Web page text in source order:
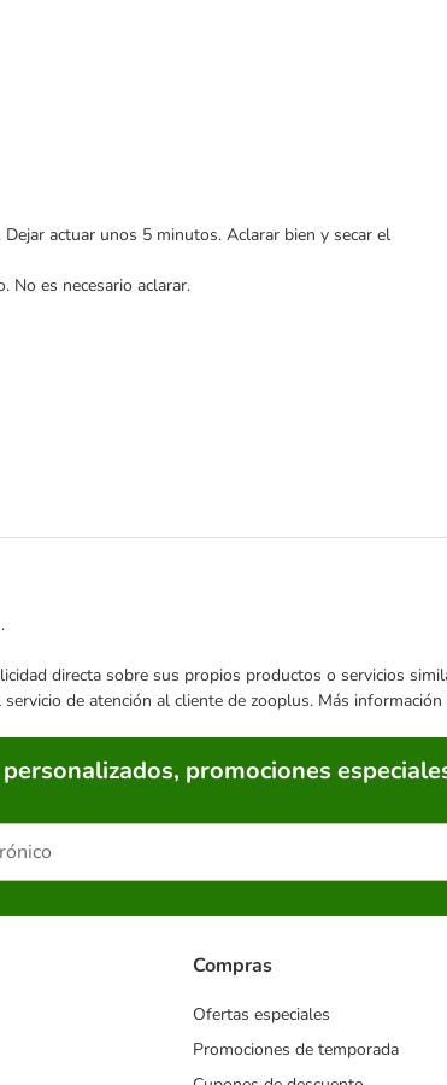
actuar unos 5 minutos. Aclarar bien y secar el
No es necesario aclarar.
directa sobre sus propios productos o servicios
de atención al cliente de zooplus. Más información
promociones
Compras
Ofertas especiales
Promociones de temporada